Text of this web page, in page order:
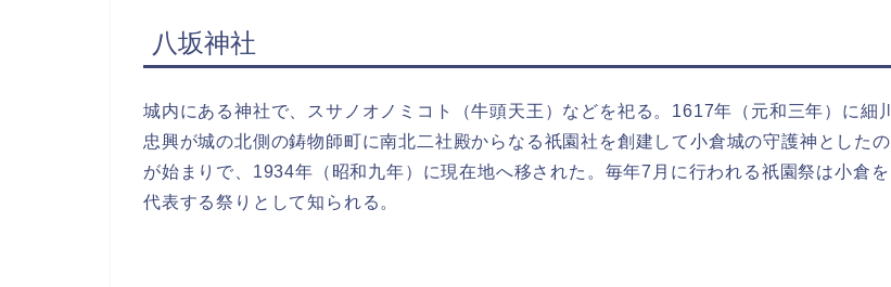
八坂神社
城内にある神社で、スサノオノミコト（牛頭天王）などを祀る。1617年（元和三年）に細川
忠興が城の北側の鋳物師町に南北二社殿からなる祇園社を創建して小倉城の守護神としたの
が始まりで、1934年（昭和九年）に現在地へ移された。毎年7月に行われる祇園祭は小倉を
代表する祭りとして知られる。